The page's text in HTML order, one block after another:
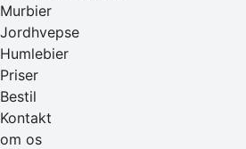
Murbier
Jordhvepse
Humlebier
Priser
Bestil
Kontakt
om os